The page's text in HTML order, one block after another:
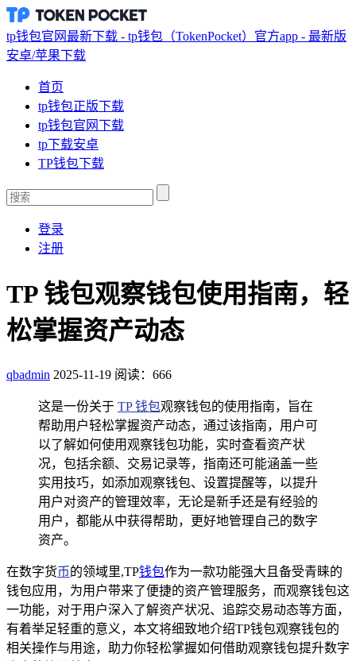
tp钱包官网最新下载 - tp钱包（TokenPocket）官方app - 最新版
安卓/苹果下载
首页
tp钱包正版下载
tp钱包官网下载
tp下载安卓
TP钱包下载
登录
注册
TP 钱包观察钱包使用指南，轻
松掌握资产动态
qbadmin 2025-11-19 阅读：666
这是一份关于 TP 钱包观察钱包的使用指南，旨在
帮助用户轻松掌握资产动态，通过该指南，用户可
以了解如何使用观察钱包功能，实时查看资产状
况，包括余额、交易记录等，指南还可能涵盖一些
实用技巧，如添加观察钱包、设置提醒等，以提升
用户对资产的管理效率，无论是新手还是有经验的
用户，都能从中获得帮助，更好地管理自己的数字
资产。
在数字货币的领域里,TP钱包作为一款功能强大且备受青睐的
钱包应用，为用户带来了便捷的资产管理服务，而观察钱包这
一功能，对于用户深入了解资产状况、追踪交易动态等方面，
有着举足轻重的意义，本文将细致地介绍TP钱包观察钱包的
相关操作与用途，助力你轻松掌握如何借助观察钱包提升数字